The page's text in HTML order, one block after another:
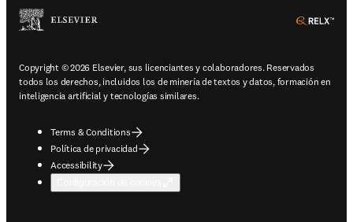
Copyright © 2026 Elsevier, sus licenciantes y colaboradores. Reservados
todos los derechos, incluidos los de minería de textos y datos, formación en
inteligencia artificial y tecnologías similares.
Terms & Conditions
Política de privacidad
Accessibility